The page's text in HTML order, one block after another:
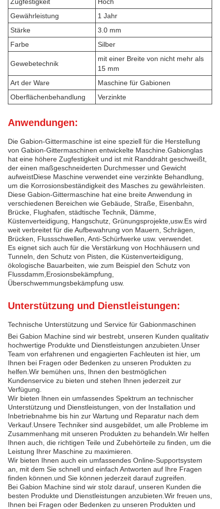
Gewährleistung
1 Jahr
Stärke
3.0 mm
Farbe
Silber
Gewebetechnik
mit einer Breite von nicht mehr als
15 mm
Art der Ware
Maschine für Gabionen
Oberflächenbehandlung
Verzinkte
Anwendungen:
Die Gabion-Gittermaschine ist eine speziell für die Herstellung
von Gabion-Gittermaschinen entwickelte Maschine.Gabionglas
hat eine höhere Zugfestigkeit und ist mit Randdraht geschweißt,
der einen maßgeschneiderten Durchmesser und Gewicht
aufweistDiese Maschine verwendet eine verzinkte Behandlung,
um die Korrosionsbeständigkeit des Masches zu gewährleisten.
Diese Gabion-Gittermaschine hat eine breite Anwendung in
verschiedenen Bereichen wie Gebäude, Straße, Eisenbahn,
Brücke, Flughafen, städtische Technik, Dämme,
Küstenverteidigung, Hangschutz, Grünungsprojekte,usw.Es wird
weit verbreitet für die Aufbewahrung von Mauern, Schrägen,
Brücken, Flussschwellen, Anti-Schürfwerke usw. verwendet.
Es eignet sich auch für die Verstärkung von Hochhäusern und
Tunneln, den Schutz von Pisten, die Küstenverteidigung,
ökologische Bauarbeiten, wie zum Beispiel den Schutz von
Flussdamm,Erosionsbekämpfung,
Überschwemmungsbekämpfung usw.
Unterstützung und Dienstleistungen:
Technische Unterstützung und Service für Gabionmaschinen
Bei Gabion Machine sind wir bestrebt, unseren Kunden qualitativ
hochwertige Produkte und Dienstleistungen anzubieten.Unser
Team von erfahrenen und engagierten Fachleuten ist hier, um
Ihnen bei Fragen oder Bedenken zu unseren Produkten zu
helfen.Wir bemühen uns, Ihnen den bestmöglichen
Kundenservice zu bieten und stehen Ihnen jederzeit zur
Verfügung.
Wir bieten Ihnen ein umfassendes Spektrum an technischer
Unterstützung und Dienstleistungen, von der Installation und
Inbetriebnahme bis hin zur Wartung und Reparatur nach dem
Verkauf.Unsere Techniker sind ausgebildet, um alle Probleme im
Zusammenhang mit unseren Produkten zu behandeln.Wir helfen
Ihnen auch, die richtigen Teile und Zubehörteile zu finden, um die
Leistung Ihrer Maschine zu maximieren.
Wir bieten Ihnen auch ein umfassendes Online-Supportsystem
an, mit dem Sie schnell und einfach Antworten auf Ihre Fragen
finden können.und Sie können jederzeit darauf zugreifen.
Bei Gabion Machine sind wir stolz darauf, unseren Kunden die
besten Produkte und Dienstleistungen anzubieten.Wir freuen uns,
Ihnen bei Fragen oder Bedenken zu unseren Produkten und